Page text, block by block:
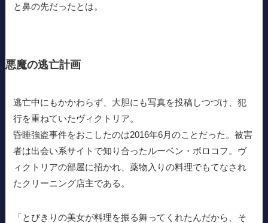
と鼻の先だったとは。
悪魔の逃亡計画
逃亡中にもかかわらず、大胆にも写真を投稿しつづけ、犯
行を重ねていたヴィクトリア。
昏睡強盗事件をおこしたのは2016年6月のことだった。被害
者は出会い系サイトで知り合ったルーベン・ボロコフ。ヴ
ィクトリアの部屋に招かれ、薬物入りの料理でもてなされ
たクリーニング店主である。
「とびきりの美女が料理を振る舞ってくれたんだから、そ